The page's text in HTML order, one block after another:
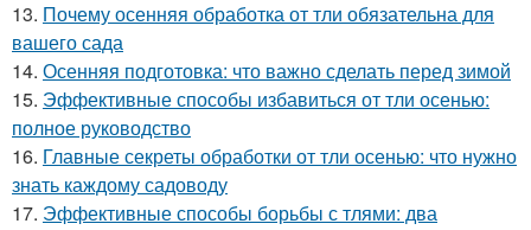
13. Почему осенняя обработка от тли обязательна для
вашего сада
14. Осенняя подготовка: что важно сделать перед зимой
15. Эффективные способы избавиться от тли осенью:
полное руководство
16. Главные секреты обработки от тли осенью: что нужно
знать каждому садоводу
17. Эффективные способы борьбы с тлями: два